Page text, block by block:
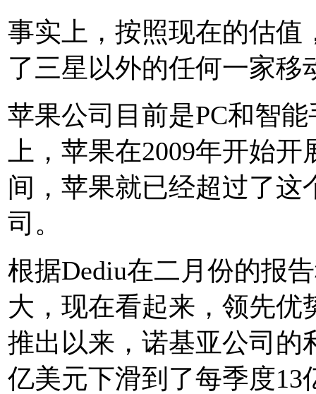
事实上，按照现在的估值
了三星以外的任何一家移
苹果公司目前是PC和智
上，苹果在2009年开始
间，苹果就已经超过了
司。
根据Dediu在二月份的报
大，现在看起来，领先优
推出以来，诺基亚公司的
亿美元下滑到了每季度13